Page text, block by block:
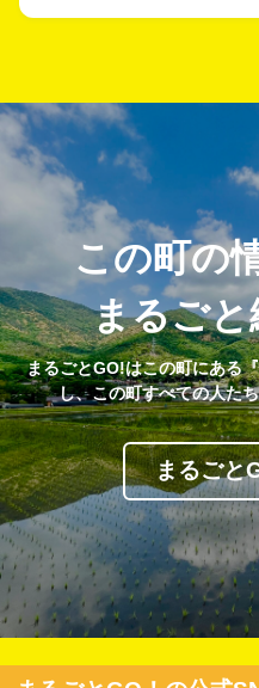
この町の
まるごと
まるごとGO!はこの町にある
し、この町すべての人た
まるごと